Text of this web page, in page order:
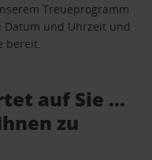
Treueprogramm
Datum und Uhrzeit und
bereit.
auf Sie …
zu